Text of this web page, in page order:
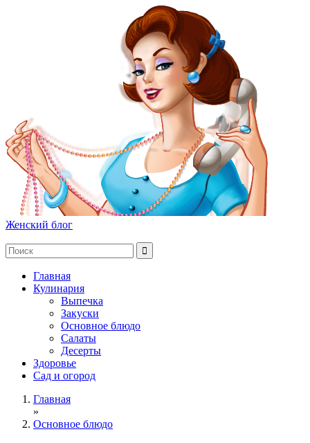
Женский блог
Главная
Кулинария
Выпечка
Закуски
Основное блюдо
Салаты
Десерты
Здоровье
Сад и огород
Главная
»
Основное блюдо